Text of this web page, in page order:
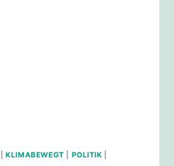
|KLIMABEWEGT POLITIK